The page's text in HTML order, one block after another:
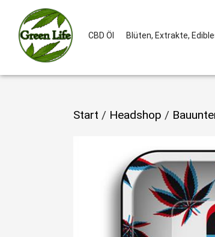
CBD Öl Blüten, Extrakte,
Start / Headshop /